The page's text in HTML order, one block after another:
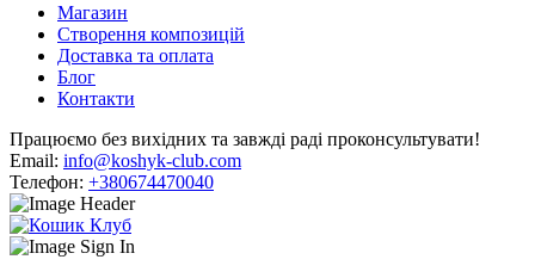
Магазин
Створення композицій
Доставка та оплата
Блог
Контакти
Працюємо без вихідних та завжді раді проконсультувати!
Email: info@koshyk-club.com
Телефон: +380674470040